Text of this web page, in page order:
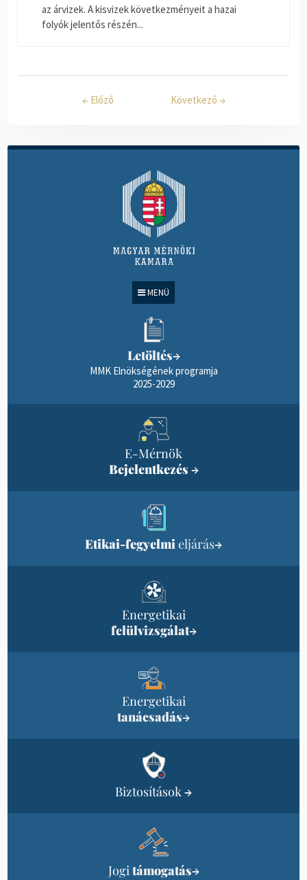
MENÜ
Letöltés→
MMK Elnökségének programja
2025-2029
E-Mérnök
Bejelentkezés →
Etikai-fegyelmieljárás→
Energetikai
felülvizsgálat→
Energetikai
tanácsadás→
Biztosítások→
Jogitámogatás→
az árvizek. A kisvizek következményeit a hazai
folyók jelentős részén...
← Előző Következő →